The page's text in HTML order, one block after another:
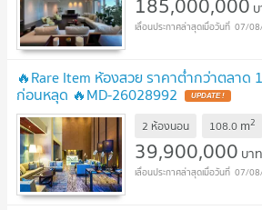
07/
🔥Rare Item ห้องสวย ราคาต่ำกว่าตลาด
ก่อนหลุด 🔥MD-26028992 UPDATE !
2 ห้องนอน 108.0 m2
39,900,000 บาท
07/